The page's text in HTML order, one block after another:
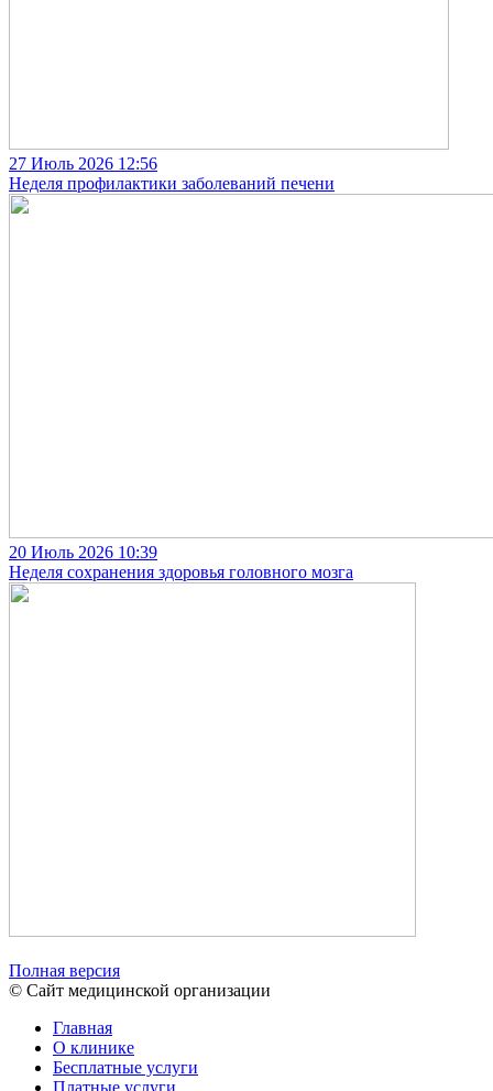
27 Июль 2026 12:56
Неделя профилактики заболеваний печени
20 Июль 2026 10:39
Неделя сохранения здоровья головного мозга
Полная версия
© Сайт медицинской организации
Главная
О клинике
Бесплатные услуги